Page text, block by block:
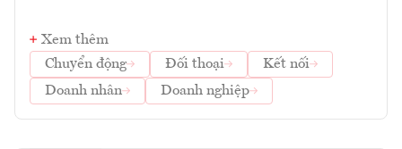
Xem thêm
Chuyển động
Đối thoại
Kết nối
Doanh nhân
Doanh nghiệp